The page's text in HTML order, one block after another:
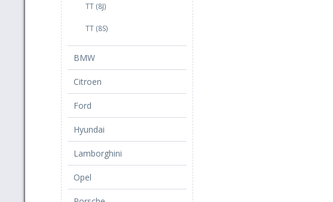
TT (8J)
TT (8S)
BMW
Citroen
Ford
Hyundai
Lamborghini
Opel